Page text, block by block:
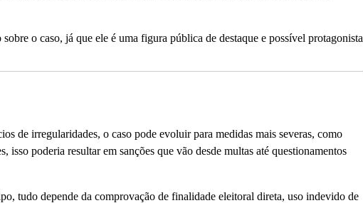
o caso, já que ele é uma figura pública de destaque e possível protagonista
de irregularidades, o caso pode evoluir para medidas mais severas, como
poderia resultar em sanções que vão desde multas até questionamentos
tudo depende da comprovação de finalidade eleitoral direta, uso indevido de